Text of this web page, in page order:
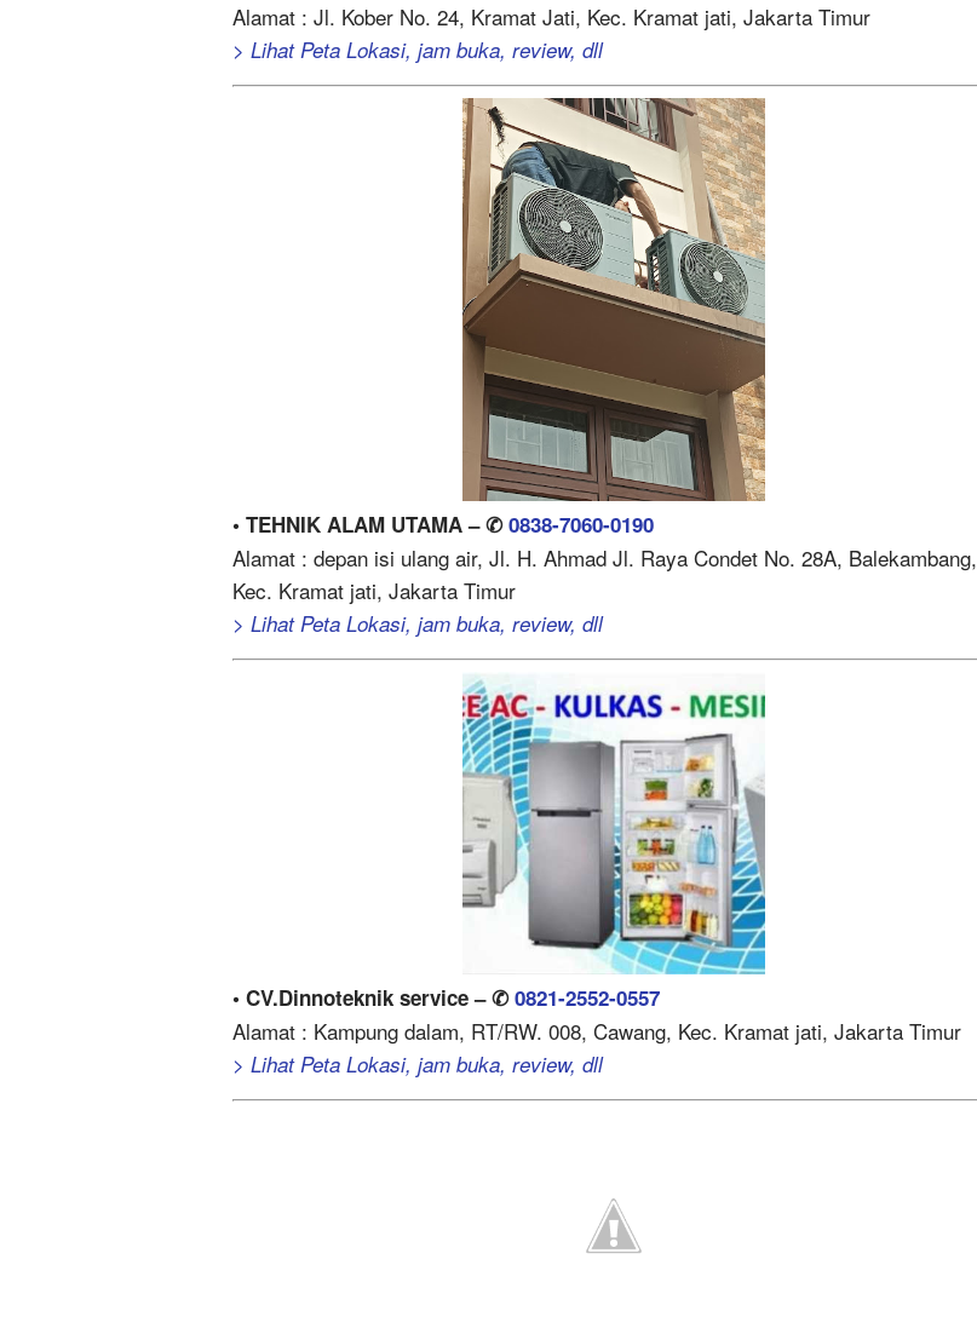
Alamat : Jl. Kober No. 24, Kramat Jati, Kec. Kramat jati, Jakarta Timur
> Lihat Peta Lokasi, jam buka, review, dll
• TEHNIK ALAM UTAMA – ✆0838-7060-0190
Alamat : depan isi ulang air, Jl. H. Ahmad Jl. Raya Condet No. 28A, Balekambang,
Kec. Kramat jati, Jakarta Timur
> Lihat Peta Lokasi, jam buka, review, dll
• CV.Dinnoteknik service – ✆0821-2552-0557
Alamat : Kampung dalam, RT/RW. 008, Cawang, Kec. Kramat jati, Jakarta Timur
> Lihat Peta Lokasi, jam buka, review, dll